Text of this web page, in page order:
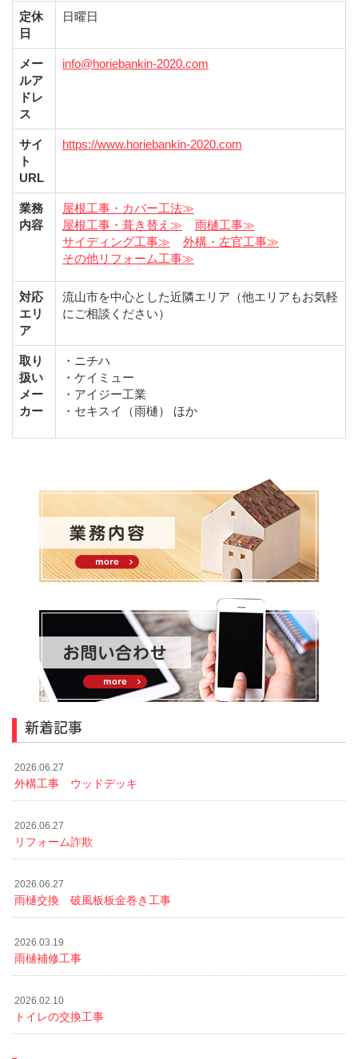
定休
日
日曜日
メー
ルア
ドレ
ス
info@horiebankin-2020.com
サイ
ト
URL
https://www.horiebankin-2020.com
業務
内容
屋根工事・カバー工法≫
屋根工事・葺き替え≫
雨樋工事≫
サイディング工事≫
外構・左官工事≫
その他リフォーム工事≫
対応
エリ
ア
流山市を中心とした近隣エリア（他エリアもお気軽
にご相談ください）
取り
扱い
メー
カー
・ニチハ
・ケイミュー
・アイジー工業
・セキスイ（雨樋） ほか
新着記事
2026.06.27
外構工事 ウッドデッキ
2026.06.27
リフォーム詐欺
2026.06.27
雨樋交換 破風板板金巻き工事
2026.03.19
雨樋補修工事
2026.02.10
トイレの交換工事